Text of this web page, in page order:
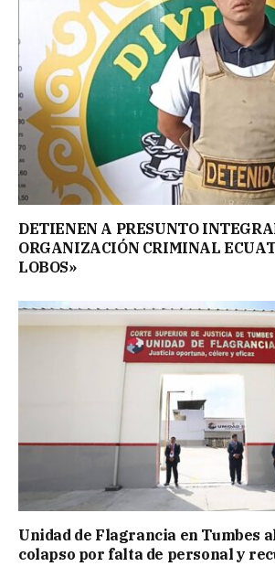
DETIENEN A PRESUNTO
ORGANIZACIÓN CRIMINAL
LOBOS»
Unidad de Flagrancia en Tumbes
colapso por falta de personal y